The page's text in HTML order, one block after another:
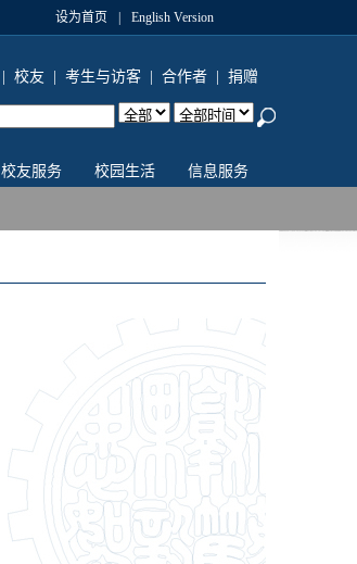
设为首页 English Version
校友 考生与访客 合作者 捐赠
校友服务 校园生活 信息服务